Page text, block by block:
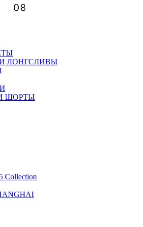
ЛОНГСЛИВЫ
ШОРТЫ
Collection